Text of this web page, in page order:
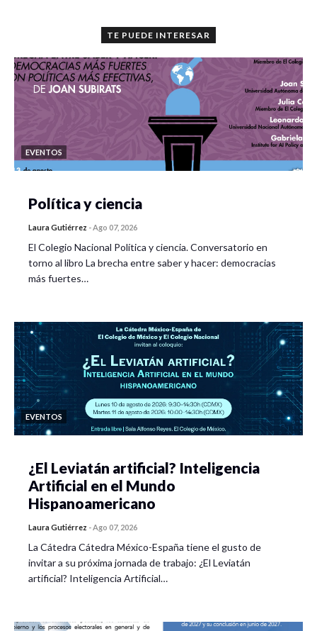
TE PUEDE INTERESAR
EVENTOS
Política y ciencia
Laura Gutiérrez -Ago 07, 2026
El Colegio Nacional Política y ciencia. Conversatorio en
torno al libro La brecha entre saber y hacer: democracias
más fuertes…
EVENTOS
¿El Leviatán artificial? Inteligencia
Artificial en el Mundo
Hispanoamericano
Laura Gutiérrez -Ago 07, 2026
La Cátedra Cátedra México-España tiene el gusto de
invitar a su próxima jornada de trabajo: ¿El Leviatán
artificial? Inteligencia Artificial…